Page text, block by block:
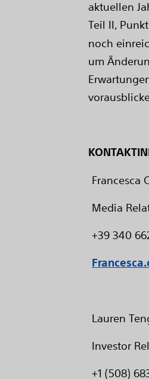
aktuellen
Teil II,
noch
um
Francesca
Media
+39 340
Lauren
Investor
+1 (508)